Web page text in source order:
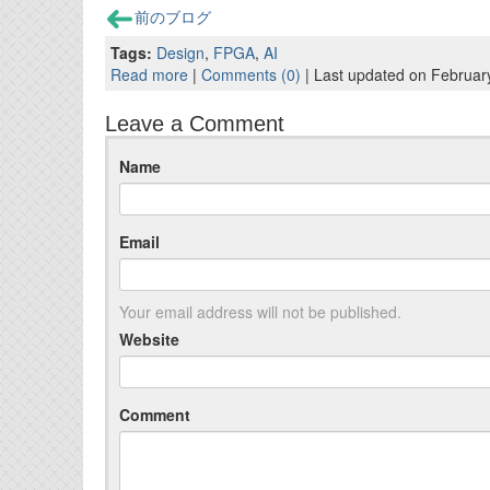
前のブログ
Tags: Design, FPGA, AI
Read more | Comments (0) | Last updated on
Leave a Comment
Name
Email
Your email address will not be published.
Website
Comment